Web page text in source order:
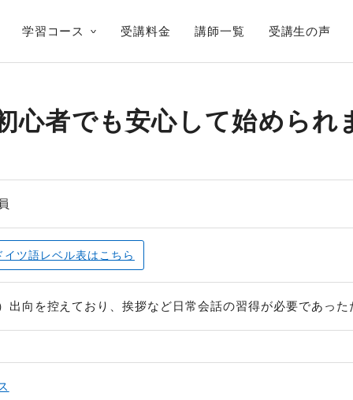
学習コース 受講料金 講師一覧 受講生の声
心者でも安心して始められ
イツ語レベル表はこちら
出向を控えており、挨拶など日常会話の習得が必要であった